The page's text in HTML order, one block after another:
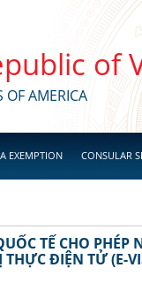
of
OF AMERICA
EXEMPTION CONSULAR
TẾ CHO
ĐIỆN TỬ (E-